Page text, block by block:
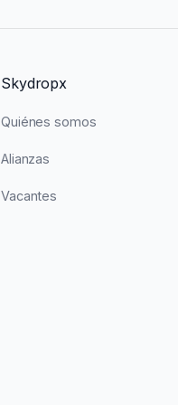
Skydropx
Quiénes somos
Alianzas
Vacantes